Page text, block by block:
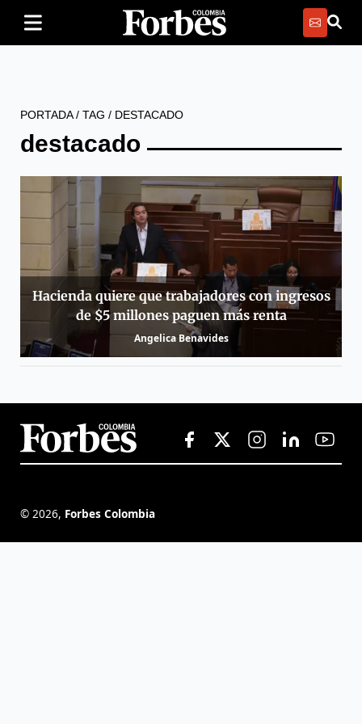
PORTADA/ TAG / DESTACADO
destacado
Hacienda quiere que trabajadores con ingresos
de $5 millones paguen más renta
Angelica Benavides
© 2026, Forbes Colombia